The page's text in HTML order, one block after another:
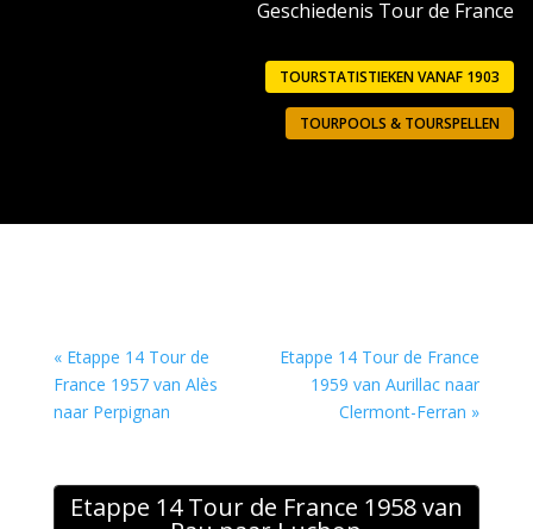
Geschiedenis Tour de France
TOURSTATISTIEKEN VANAF 1903
TOURPOOLS & TOURSPELLEN
« Etappe 14 Tour de
France 1957 van Alès
naar Perpignan
Etappe 14 Tour de France
1959 van Aurillac naar
Clermont-Ferran »
Etappe 14 Tour de France 1958 van